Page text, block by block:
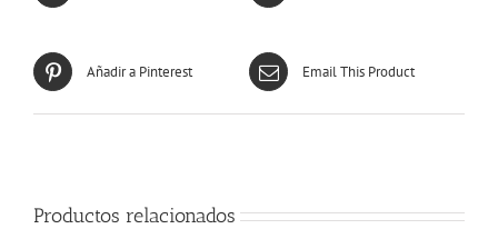
Añadir a Pinterest Email This Product
Productos relacionados